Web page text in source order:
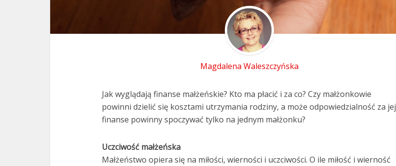
Magdalena Waleszczyńska
Jak wyglądają finanse małżeńskie? Kto ma płacić i za co? Czy małżonkowie
powinni dzielić się kosztami utrzymania rodziny, a może odpowiedzialność za jej
finanse powinny spoczywać tylko na jednym małżonku?
Uczciwość małżeńska
Małżeństwo opiera się na miłości, wierności i uczciwości. O ile miłość i wierność